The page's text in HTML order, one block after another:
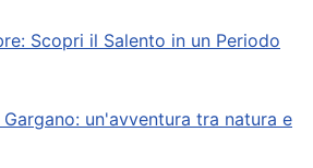
Scopri il Salento in un Periodo
un'avventura tra natura e